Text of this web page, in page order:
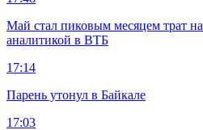
Май стал пиковым месяцем трат
аналитикой в ВТБ
17:14
Парень утонул в Байкале
17:03